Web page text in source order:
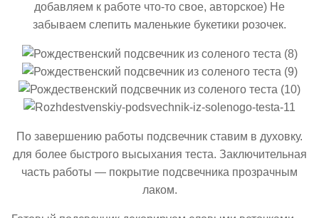
добавляем к работе что-то свое, авторское) Не
забываем слепить маленькие букетики розочек.
По завершению работы подсвечник ставим в духовку.
для более быстрого высыхания теста. Заключительная
часть работы — покрытие подсвечника прозрачным
лаком.